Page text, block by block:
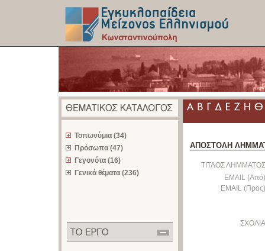
Τοπωνύμια (34)
Πρόσωπα (47)
Γεγονότα (16)
Γενικά θέματα (236)
ΑΠΟΣΤΟΛΗ
ΤΙΤΛΟΣ
EMAIL
EMAIL